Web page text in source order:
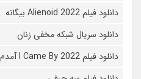
دانلود فیلم Alienoid 2022 بیگانه
دانلود سریال شبکه مخفی زنان
دانلود فیلم I Came By 2022 آمدم